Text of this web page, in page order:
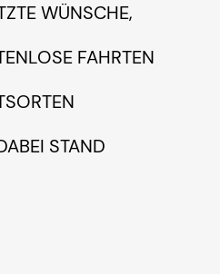
WÜNSCHE, I
FAHRTEN Z
O
STAND N